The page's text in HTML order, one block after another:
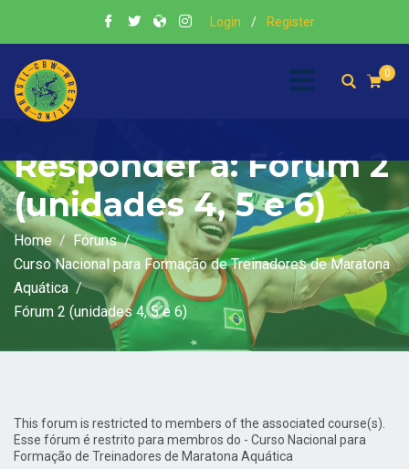
Login / Register
0
Responder a: Fórum 2
(unidades 4, 5 e 6)
Home
Fóruns
Curso Nacional para Formação de Treinadores de Maratona
Aquática
Fórum 2 (unidades 4, 5 e 6)
This forum is restricted to members of the associated course(s).
Esse fórum é restrito para membros do - Curso Nacional para
Formação de Treinadores de Maratona Aquática